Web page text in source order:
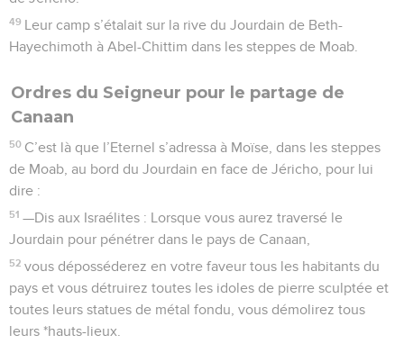
49 Leur camp s’étalait sur la rive du Jourdain de Beth-
Hayechimoth à Abel-Chittim dans les steppes de Moab.
Ordres du Seigneur pour le partage de
Canaan
50 C’est là que l’Eternel s’adressa à Moïse, dans les steppes
de Moab, au bord du Jourdain en face de Jéricho, pour lui
dire :
51 —Dis aux Israélites : Lorsque vous aurez traversé le
Jourdain pour pénétrer dans le pays de Canaan,
52 vous déposséderez en votre faveur tous les habitants du
pays et vous détruirez toutes les idoles de pierre sculptée et
toutes leurs statues de métal fondu, vous démolirez tous
leurs *hauts-lieux.